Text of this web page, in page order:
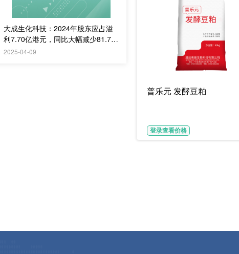
大成生化科技：2024年股东应占溢
利7.70亿港元，同比大幅减少81.7
8%
2025-04-09
普乐元 发酵豆粕
登录查看价格